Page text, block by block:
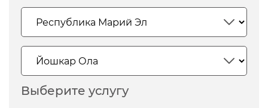
Выберите услугу